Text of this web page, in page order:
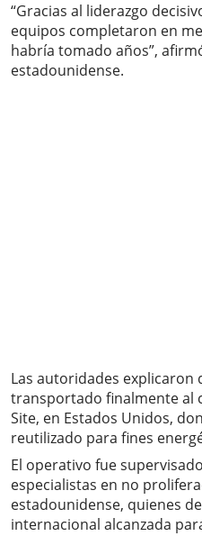
“Gracias al liderazgo
equipos completaron en
habría tomado años”,
estadounidense.
Las autoridades
transportado finalmente al
Site, en Estados Unidos,
reutilizado para fines
El operativo fue
especialistas en no
estadounidense, quienes
internacional alcanzada